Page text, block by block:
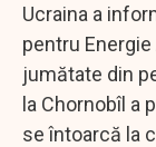
Ucraina a
pentru
jumătate din
la Chornobîl a
se întoarcă la